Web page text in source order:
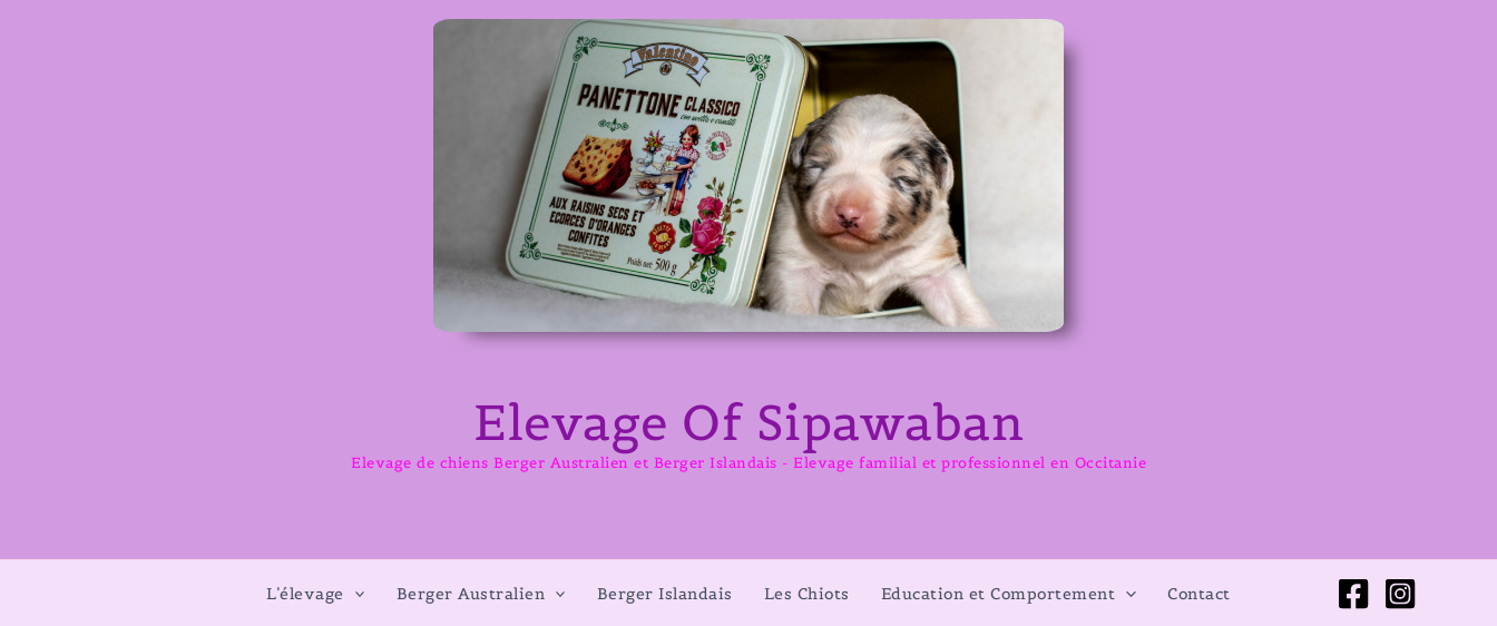
Elevage Of Sipawaban
Elevage de chiens Berger Australien et Berger Islandais - Elevage familial et professionnel en Occitanie
L’élevage Berger Australien Berger Islandais Les Chiots Education et Comportement Contact